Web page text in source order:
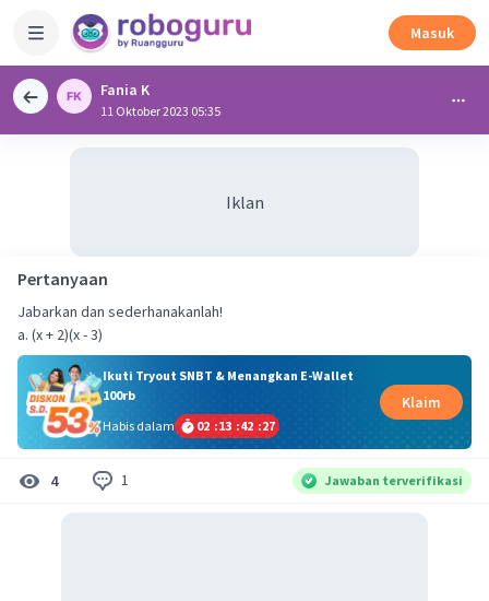
Masuk
Fania K
11 Oktober 2023 05:35
Iklan
Pertanyaan
Jabarkan dan sederhanakanlah!
a. (x + 2)(x - 3)
Ikuti Tryout SNBT & Menangkan E-Wallet
100rb
Habis dalam
02 :13 :42 :27
Klaim
4 1 Jawaban terverifikasi